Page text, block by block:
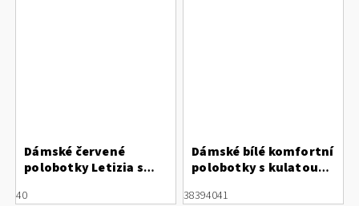
Dámské červené
polobotky Letizia s
40
Dámské bílé komfortní
polobotky s kulatou
38394041